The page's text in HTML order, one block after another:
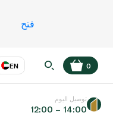
فتح
EN
عر
0
توصيل اليوم
12:00 – 14:00